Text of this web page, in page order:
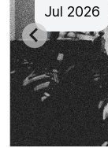
Jul 2026